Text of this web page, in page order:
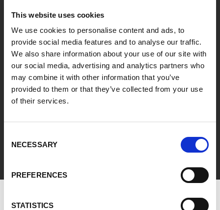
This website uses cookies
We use cookies to personalise content and ads, to
provide social media features and to analyse our traffic.
We also share information about your use of our site with
our social media, advertising and analytics partners who
may combine it with other information that you’ve
provided to them or that they’ve collected from your use
of their services.
Selection
NECESSARY
PREFERENCES
STATISTICS
základě svařovacího zařízení S-SpeedPulse, který
kombinujekvalitu kořenového svaru podobnou
procesu TIG
s výhodami rychlosti procesu MIG-MAG.
Pro svařování kořenové vrstvy u hrdla trubky, které
předtím trvalo pomocí TIG celých 12 minut, potřebuje
firma nyní již jen osm minut. Ale nejen to: Úlohy, u
kterých byly dříve potřeba až tři různé svařovací
stroje s různými dráty a směsmi plynu pro různé
vrstvy svaru, zvládá dnes firma GOH s jediným
dvojitého podavače pravidelná výměna plného drátu
ochranného plynu ze systému.